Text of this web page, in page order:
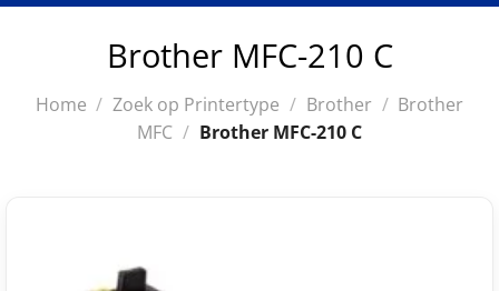
Brother MFC-210 C
Home / Zoek op Printertype / Brother / Brother
MFC / Brother MFC-210 C